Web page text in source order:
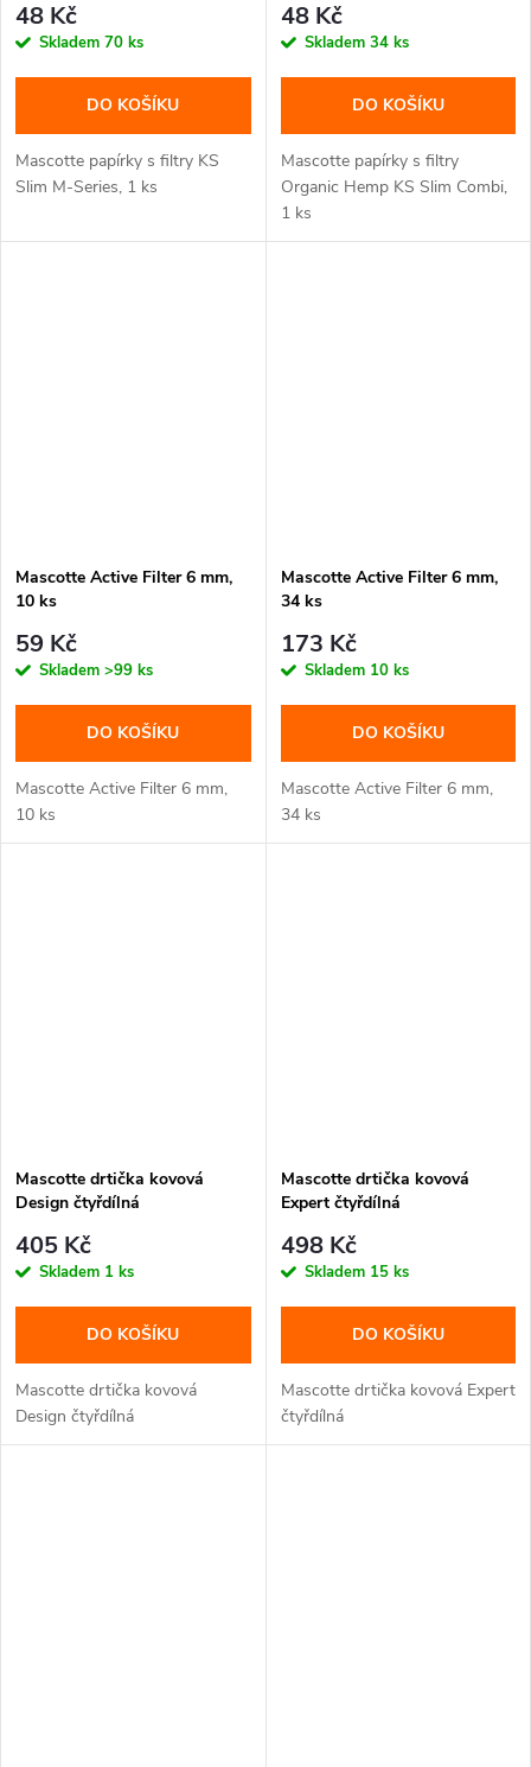
48 Kč
Skladem 70 ks
DO KOŠÍKU
Mascotte papírky s filtry KS
Slim M-Series, 1 ks
48 Kč
Skladem 34 ks
DO KOŠÍKU
Mascotte papírky s filtry
Organic Hemp KS Slim Combi,
1 ks
Mascotte Active Filter 6 mm,
10 ks
59 Kč
Skladem >99 ks
DO KOŠÍKU
Mascotte Active Filter 6 mm,
10 ks
Mascotte Active Filter 6 mm,
34 ks
173 Kč
Skladem 10 ks
DO KOŠÍKU
Mascotte Active Filter 6 mm,
34 ks
Mascotte drtička kovová
Design čtyřdílná
405 Kč
Skladem 1 ks
DO KOŠÍKU
Mascotte drtička kovová
Design čtyřdílná
Mascotte drtička kovová
Expert čtyřdílná
498 Kč
Skladem 15 ks
DO KOŠÍKU
Mascotte drtička kovová Expert
čtyřdílná